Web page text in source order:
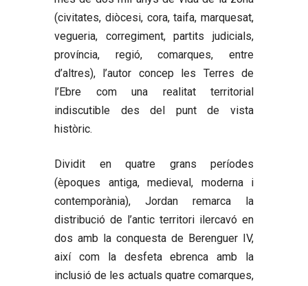
(civitates, diòcesi, cora, taifa, marquesat,
vegueria, corregiment, partits judicials,
província, regió, comarques, entre
d’altres), l’autor concep les Terres de
l’Ebre com una realitat territorial
indiscutible des del punt de vista
històric.
Dividit en quatre grans períodes
(èpoques antiga, medieval, moderna i
contemporània), Jordan remarca la
distribució de l’antic territori ilercavó en
dos amb la conquesta de Berenguer IV,
així com la desfeta ebrenca amb la
inclusió de les actuals quatre comarques,